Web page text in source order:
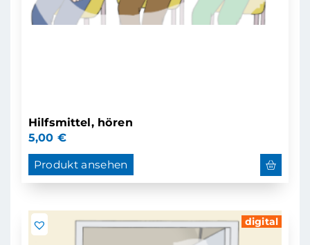
Hilfsmittel, hören
5,00 €
Produkt ansehen
digital